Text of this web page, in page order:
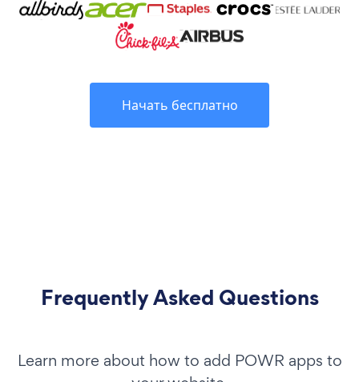
Начать бесплатно
Frequently Asked Questions
Learn more about how to add POWR apps to